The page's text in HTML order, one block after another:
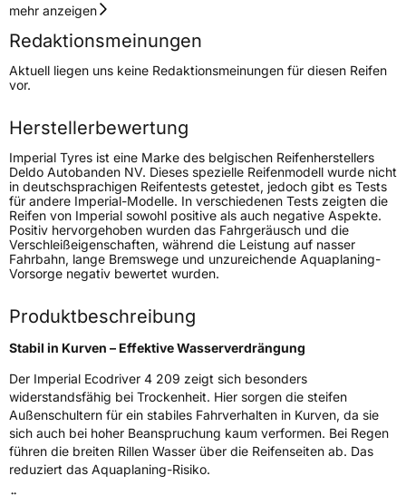
Geschwindigkeitsindex
Höchstgeschwindigkeit
190 km/h
Lastindex84
Höchstlast500 kg
Generelle Merkmale
FahrzeugtypPKW
VerwendungSommerreifen
ModellnameEcoDriver 4
FahrzeugartPKW & SUV
ZustandNeureifen
EU Label
mehr anzeigen
Redaktionsmeinungen
Aktuell liegen uns keine Redaktionsmeinungen für diesen Reifen
vor.
Herstellerbewertung
Imperial Tyres ist eine Marke des belgischen Reifenherstellers
Deldo Autobanden NV. Dieses spezielle Reifenmodell wurde nicht
in deutschsprachigen Reifentests getestet, jedoch gibt es Tests
für andere Imperial-Modelle. In verschiedenen Tests zeigten die
Reifen von Imperial sowohl positive als auch negative Aspekte.
Positiv hervorgehoben wurden das Fahrgeräusch und die
Verschleißeigenschaften, während die Leistung auf nasser
Fahrbahn, lange Bremswege und unzureichende Aquaplaning-
Vorsorge negativ bewertet wurden.
Produktbeschreibung
Stabil in Kurven – Effektive Wasserverdrängung
Der Imperial Ecodriver 4 209 zeigt sich besonders
widerstandsfähig bei Trockenheit. Hier sorgen die steifen
Außenschultern für ein stabiles Fahrverhalten in Kurven, da sie
sich auch bei hoher Beanspruchung kaum verformen. Bei Regen
führen die breiten Rillen Wasser über die Reifenseiten ab. Das
reduziert das Aquaplaning-Risiko.